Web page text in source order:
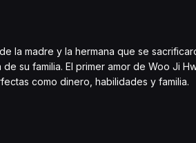
la madre y la hermana que se
su familia. El primer amor de Woo Ji
como dinero, habilidades y familia.